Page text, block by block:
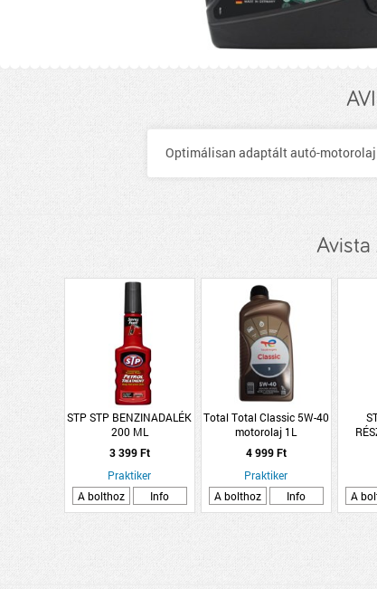
Optimálisan adaptált autó-
Avista
STP STP BENZINADALÉK
200 ML
3 399 Ft
Praktiker
A bolthoz
Info
Total Total Classic 5W-40
motorolaj 1L
4 999 Ft
Praktiker
A bolthoz
Info
A